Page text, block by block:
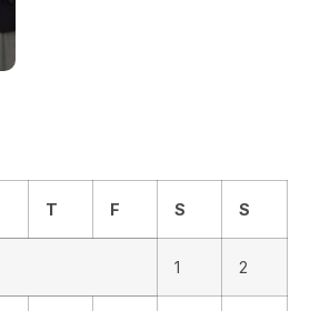
T F S S
1 2